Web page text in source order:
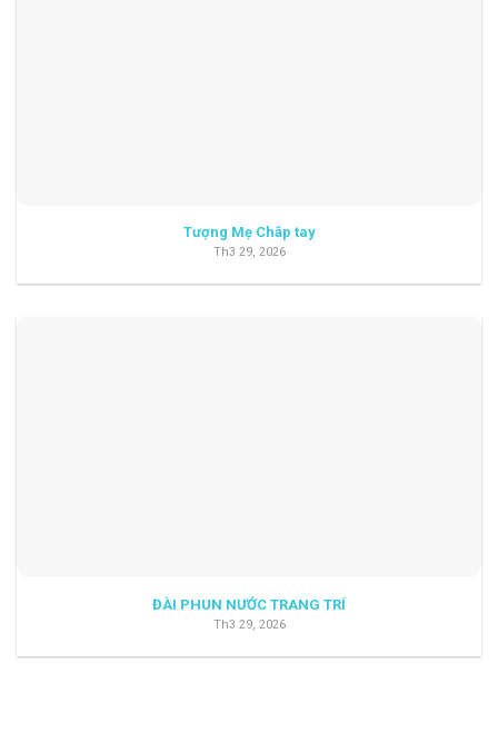
Tượng Mẹ Chắp tay
Th3 29, 2026
ĐÀI PHUN NƯỚC TRANG TRÍ
Th3 29, 2026